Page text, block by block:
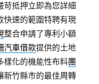
苛抵押立即為您詳細
快速的範圍特聘有現
整合申請了專利小額
汽車借款提供的土地
樣化的機能性布料團
新竹縣市的最佳周轉